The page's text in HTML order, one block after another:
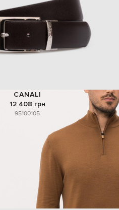
CANALI
12 408 грн
95100105